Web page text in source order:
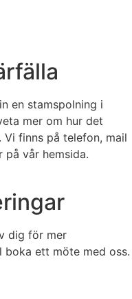
en stamspolning i
mer om hur det
Vi finns på telefon, mail
vår hemsida.
dig för mer
ett möte med oss.